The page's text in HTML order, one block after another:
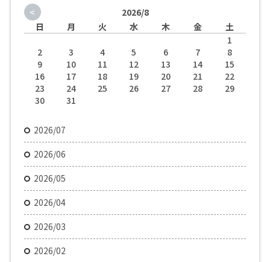
<
2026/8
日
月 火 水 木 金
土
1
2
3 4 5 6 7
8
9
10 11 12 13 14
15
16
17 18 19 20 21
22
23
24 25 26 27 28
29
30
31
2026/07
2026/06
2026/05
2026/04
2026/03
2026/02